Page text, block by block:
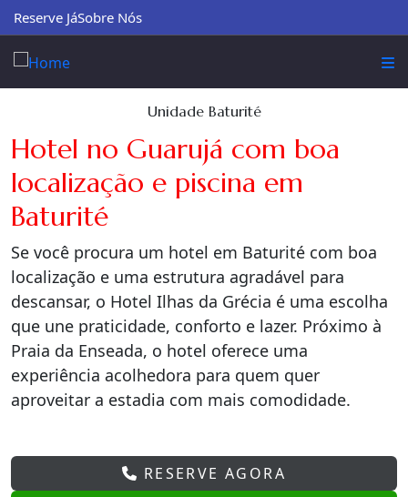
Reserve JáSobre Nós
Unidade Baturité
Hotel no Guarujá com boa
localização e piscina em
Baturité
Se você procura um hotel em Baturité com boa
localização e uma estrutura agradável para
descansar, o Hotel Ilhas da Grécia é uma escolha
que une praticidade, conforto e lazer. Próximo à
Praia da Enseada, o hotel oferece uma
experiência acolhedora para quem quer
aproveitar a estadia com mais comodidade.
RESERVE AGORA